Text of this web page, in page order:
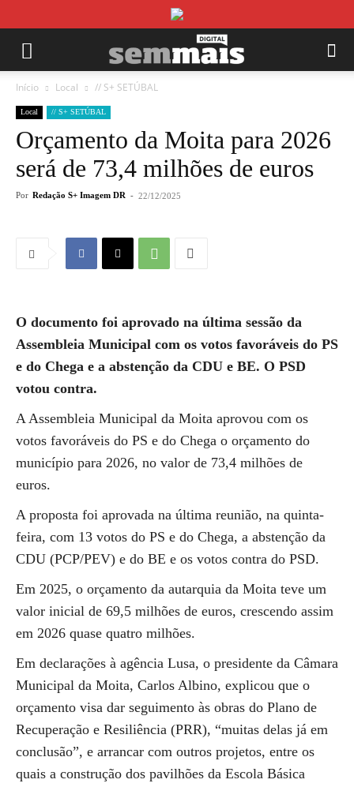
Início Local // S+ SETÚBAL
Local // S+ SETÚBAL
Orçamento da Moita para 2026
será de 73,4 milhões de euros
Por Redação S+ Imagem DR - 22/12/2025
O documento foi aprovado na última sessão da
Assembleia Municipal com os votos favoráveis do PS
e do Chega e a abstenção da CDU e BE. O PSD
votou contra.
A Assembleia Municipal da Moita aprovou com os
votos favoráveis do PS e do Chega o orçamento do
município para 2026, no valor de 73,4 milhões de
euros.
A proposta foi aprovada na última reunião, na quinta-
feira, com 13 votos do PS e do Chega, a abstenção da
CDU (PCP/PEV) e do BE e os votos contra do PSD.
Em 2025, o orçamento da autarquia da Moita teve um
valor inicial de 69,5 milhões de euros, crescendo assim
em 2026 quase quatro milhões.
Em declarações à agência Lusa, o presidente da Câmara
Municipal da Moita, Carlos Albino, explicou que o
orçamento visa dar seguimento às obras do Plano de
Recuperação e Resiliência (PRR), “muitas delas já em
conclusão”, e arrancar com outros projetos, entre os
quais a construção dos pavilhões da Escola Básica